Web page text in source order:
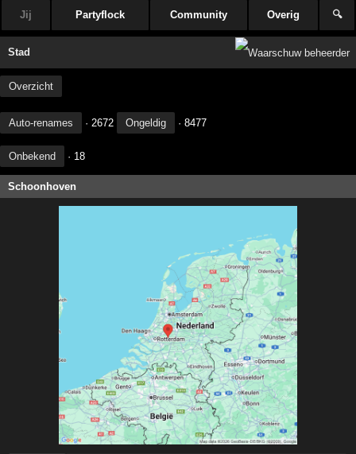
Jij Partyflock Community Overig 🔍
Stad
Overzicht
Auto-renames · 2672 Ongeldig · 8477
Onbekend · 18
Schoonhoven